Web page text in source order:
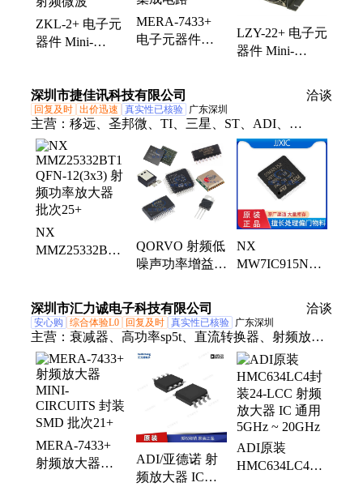
网
ZKL-2+ 电子元
器件 Mini-
射频微波
MERA-7433+
电子元器件
集成电路
LZY-22+ 电子元
器件 Mini-
射频模块 品质
深圳市捷佳讯科技有限公司 洽谈
回复及时 出价迅速 真实性已核验 广东深圳
主营： 移远、圣邦微、TI、三星、ST、ADI、
TOSHIBA、LINERA、MuRATA、MB85RS64TP、
lc86licek、发光二极管
NX
MMZ25332BT1
批次25+
QORVO 射频低
噪声功率增益放
5189Z SOT89
优质供应 21+
NX
MW7IC915NT1
EP(8x8) 射频功
率放大器
深圳市汇力诚电子科技有限公司 洽谈
安心购 综合体验L0 回复及时 真实性已核验 广东深圳
主营： 衰减器、高功率sp5t、直流转换器、射频放大
器、lm77cimx-5/nopb
MERA-7433+
射频放大器
ADI/亚德诺 射
频放大器 IC
ADI原装
HMC634LC4封